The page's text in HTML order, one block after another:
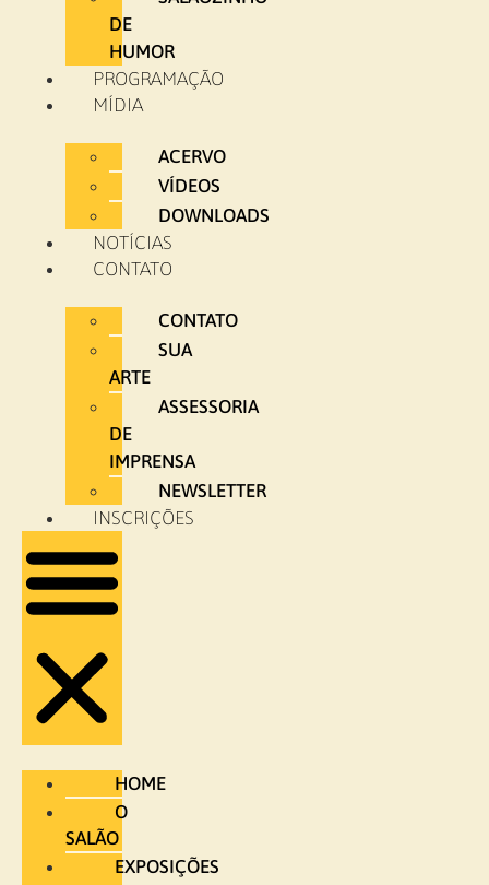
DE
HUMOR
PROGRAMAÇÃO
MÍDIA
ACERVO
VÍDEOS
DOWNLOADS
NOTÍCIAS
CONTATO
CONTATO
SUA
ARTE
ASSESSORIA
DE
IMPRENSA
NEWSLETTER
INSCRIÇÕES
HOME
O
SALÃO
EXPOSIÇÕES